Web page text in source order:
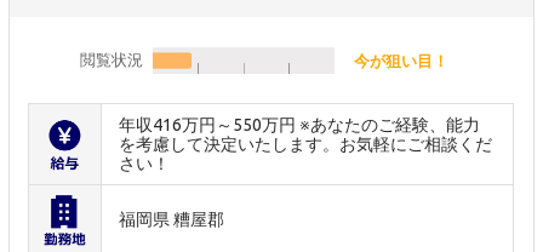
閲覧状況 今が狙い目！
年収416万円～550万円 ※あなたのご経験、能力
を考慮して決定いたします。お気軽にご相談くだ
さい！
福岡県 糟屋郡